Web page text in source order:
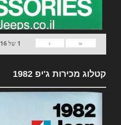
«
‹
1 של16
קטלוג מכירות ג'יפ 1982